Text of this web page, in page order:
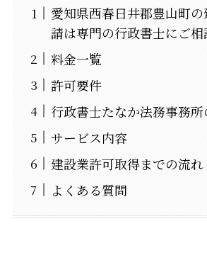
愛知県西春日井郡豊山町
請は専門の行政書士にご相
料金一覧
許可要件
行政書士たなか法務事務所
サービス内容
建設業許可取得までの流れ
よくある質問